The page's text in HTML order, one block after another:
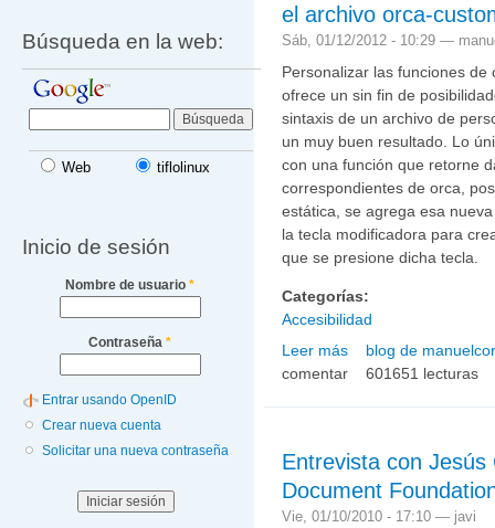
Búsqueda en la web:
Web tiflolinux
Inicio de sesión
Nombre de usuario *
Contraseña *
Entrar usando OpenID
Crear nueva cuenta
Solicitar una nueva contraseña
el archivo orca-
Sáb, 01/12/2012 - 10:29 —
Personalizar las funciones
ofrece un sin fin de
sintaxis de un archivo de
un muy buen resultado. Lo
con una función que retorne
correspondientes de orca,
estática, se agrega esa
la tecla modificadora para
que se presione dicha tecla.
Categorías:
Accesibilidad
Leer más sobre Orca Custom
customizations.py
blog de
comentar
601651 lecturas
Entrevista con
Document
Vie, 01/10/2010 - 17:10 — javi